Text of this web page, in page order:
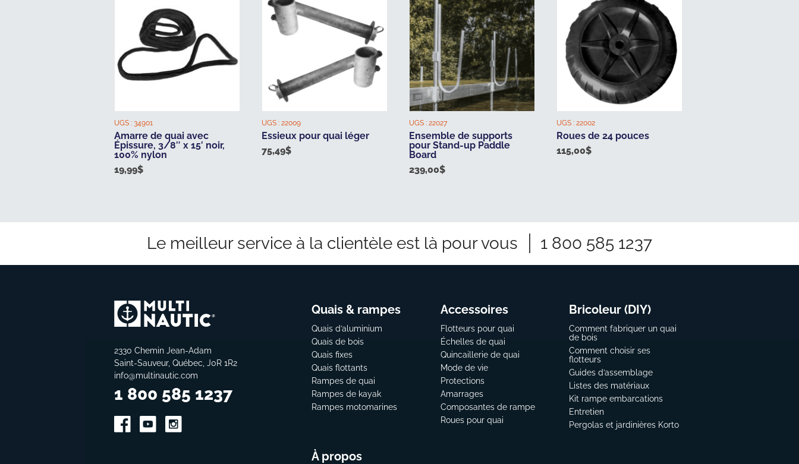
UGS : 34901
Amarre de quai avec
Épissure, 3/8″ x 15′ noir,
100% nylon
19,99$
UGS : 22009
Essieux pour quai léger
75,49$
UGS : 22027
Ensemble de supports
pour Stand-up Paddle
Board
239,00$
UGS : 22002
Roues de 24 pouces
115,00$
Le meilleur service à la clientèle est là pour vous 1 800 585 1237
2330 Chemin Jean-Adam
Saint-Sauveur, Québec, J0R 1R2
info@multinautic.com
1 800 585 1237
Quais & rampes
Quais d’aluminium
Quais de bois
Quais fixes
Quais flottants
Rampes de quai
Rampes de kayak
Rampes motomarines
Accessoires
Flotteurs pour quai
Échelles de quai
Quincaillerie de quai
Mode de vie
Protections
Amarrages
Composantes de rampe
Roues pour quai
Bricoleur (DIY)
Comment fabriquer un quai
de bois
Comment choisir ses
flotteurs
Guides d’assemblage
Listes des matériaux
Kit rampe embarcations
Entretien
Pergolas et jardinières Korto
À propos